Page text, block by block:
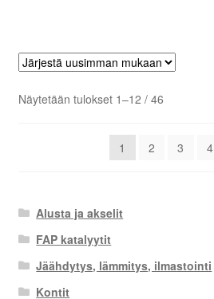
Näytetään tulokset 1–12 / 46Sorted
1
2 3 4
Alusta ja akselit
FAP katalyytit
Jäähdytys, lämmitys, ilmastointi
Kontit